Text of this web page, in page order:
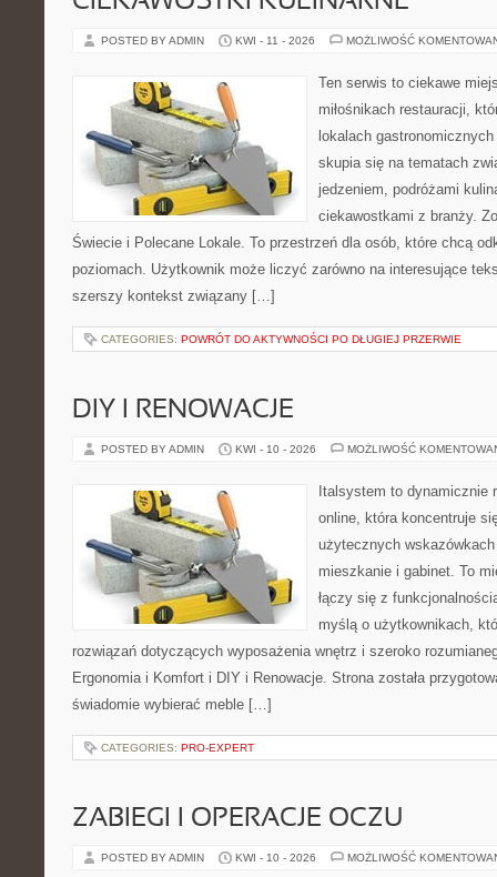
POSTED BY ADMIN KWI - 11 - 2026 MOŻLIWOŚĆ
Ten serwis to ciekawe
miłośnikach restauracji,
lokalach
skupia się na tematach
jedzeniem, podróżami
ciekawostkami z branży.
Świecie i Polecane Lokale. To przestrzeń dla osób, które chcą
poziomach. Użytkownik może liczyć zarówno na interesujące
szerszy kontekst związany […]
CATEGORIES: POWRÓT DO AKTYWNOŚCI PO DŁUGIEJ PRZERWIE
DIY I RENOWACJE
POSTED BY ADMIN KWI - 10 - 2026 MOŻLIWOŚĆ
Italsystem to dynamicznie
online, która koncentruje
użytecznych
mieszkanie i gabinet. To
łączy się z
myślą o użytkownikach,
rozwiązań dotyczących wyposażenia wnętrz i szeroko
Ergonomia i Komfort i DIY i Renowacje. Strona została
świadomie wybierać meble […]
CATEGORIES: PRO-EXPERT
ZABIEGI I OPERACJE OCZU
POSTED BY ADMIN KWI - 10 - 2026 MOŻLIWOŚĆ